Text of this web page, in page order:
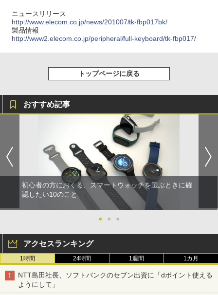
ニュースリリース
http://www.elecom.co.jp/news/201007/tk-fbp017bk/
製品情報
http://www2.elecom.co.jp/peripheral/full-keyboard/tk-fbp017/
トップページに戻る
おすすめ記事
初心者の方におくる、スマートウォッチを選ぶときに確
認したい10のこと
● ● ●
アクセスランキング
1時間 24時間 1週間 1カ月
NTT島田社長、ソフトバンクのセブン出資に「dポイント使える
ようにして」